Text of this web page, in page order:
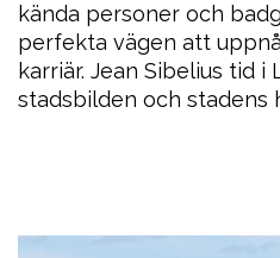
kända personer och
perfekta vägen att
karriär. Jean Sibelius tid
stadsbilden och stadens